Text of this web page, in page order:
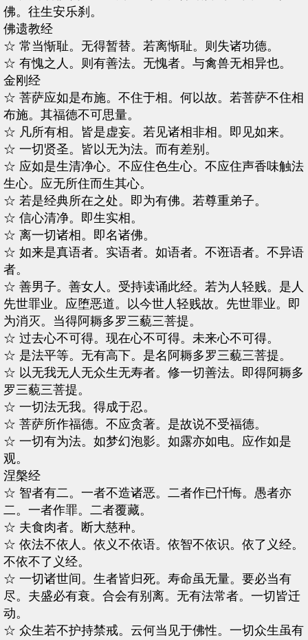
佛。往生安乐刹。
佛遗教经
☆ 常当惭耻。无得暂替。若离惭耻。则失诸功德。
☆ 有愧之人。则有善法。无愧者。与禽兽无相异也。
金刚经
☆ 菩萨应如是布施。不住于相。何以故。若菩萨不住相
布施。其福德不可思量。
☆ 凡所有相。皆是虚妄。若见诸相非相。即见如来。
☆ 一切贤圣。皆以无为法。而有差别。
☆ 应如是生清净心。不应住色生心。不应住声香味触法
生心。应无所住而生其心。
☆ 若是经典所在之处。即为有佛。若尊重弟子。
☆ 信心清净。即生实相。
☆ 离一切诸相。即名诸佛。
☆ 如来是真语者。实语者。如语者。不诳语者。不异语
者。
☆ 善男子。善女人。受持读诵此经。若为人轻贱。是人
先世罪业。应堕恶道。以今世人轻贱故。先世罪业。即
为消灭。当得阿耨多罗三藐三菩提。
☆ 过去心不可得。现在心不可得。未来心不可得。
☆ 是法平等。无有高下。是名阿耨多罗三藐三菩提。
☆ 以无我无人无众生无寿者。修一切善法。即得阿耨多
罗三藐三菩提。
☆ 一切法无我。得成于忍。
☆ 菩萨所作福德。不应贪著。是故说不受福德。
☆ 一切有为法。如梦幻泡影。如露亦如电。应作如是
观。
涅槃经
☆ 智者有二。一者不造诸恶。二者作已忏悔。愚者亦
二。一者作罪。二者覆藏。
☆ 夫食肉者。断大慈种。
☆ 依法不依人。依义不依语。依智不依识。依了义经。
不依不了义经。
☆ 一切诸世间。生者皆归死。寿命虽无量。要必当有
尽。夫盛必有衰。合会有别离。无有法常者。一切皆迁
动。
☆ 众生若不护持禁戒。云何当见于佛性。一切众生虽有